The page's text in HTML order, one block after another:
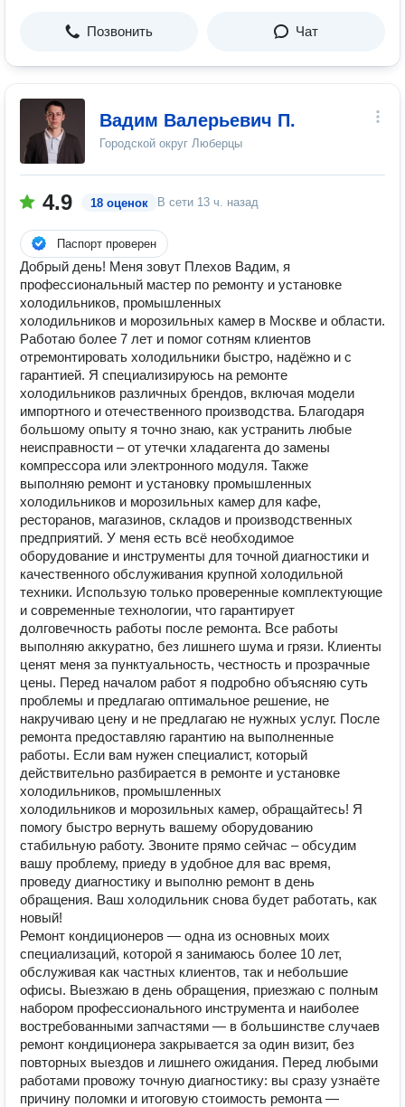
Позвонить Чат
Вадим Валерьевич П.
Городской округ Люберцы
4.9 18 оценок В сети 13 ч. назад
Паспорт проверен
Добрый день! Меня зовут Плехов Вадим, я
профессиональный мастер по ремонту и установке
холодильников, промышленных
холодильников и морозильных камер в Москве и области.
Работаю более 7 лет и помог сотням клиентов
отремонтировать холодильники быстро, надёжно и с
гарантией. Я специализируюсь на ремонте
холодильников различных брендов, включая модели
импортного и отечественного производства. Благодаря
большому опыту я точно знаю, как устранить любые
неисправности – от утечки хладагента до замены
компрессора или электронного модуля. Также
выполняю ремонт и установку промышленных
холодильников и морозильных камер для кафе,
ресторанов, магазинов, складов и производственных
предприятий. У меня есть всё необходимое
оборудование и инструменты для точной диагностики и
качественного обслуживания крупной холодильной
техники. Использую только проверенные комплектующие
и современные технологии, что гарантирует
долговечность работы после ремонта. Все работы
выполняю аккуратно, без лишнего шума и грязи. Клиенты
ценят меня за пунктуальность, честность и прозрачные
цены. Перед началом работ я подробно объясняю суть
проблемы и предлагаю оптимальное решение, не
накручиваю цену и не предлагаю не нужных услуг. После
ремонта предоставляю гарантию на выполненные
работы. Если вам нужен специалист, который
действительно разбирается в ремонте и установке
холодильников, промышленных
холодильников и морозильных камер, обращайтесь! Я
помогу быстро вернуть вашему оборудованию
стабильную работу. Звоните прямо сейчас – обсудим
вашу проблему, приеду в удобное для вас время,
проведу диагностику и выполню ремонт в день
обращения. Ваш холодильник снова будет работать, как
новый!
Ремонт кондиционеров — одна из основных моих
специализаций, которой я занимаюсь более 10 лет,
обслуживая как частных клиентов, так и небольшие
офисы. Выезжаю в день обращения, приезжаю с полным
набором профессионального инструмента и наиболее
востребованными запчастями — в большинстве случаев
ремонт кондиционера закрывается за один визит, без
повторных выездов и лишнего ожидания. Перед любыми
работами провожу точную диагностику: вы сразу узнаёте
причину поломки и итоговую стоимость ремонта —